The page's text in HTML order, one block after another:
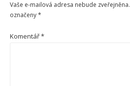
Vaše e-mailová adresa nebude zveřejněna.
označeny*
Komentář*